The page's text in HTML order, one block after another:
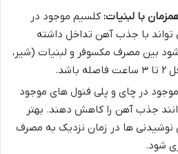
با لبنیات: کلسیم موجود در
با جذب آهن تداخل داشته
بین مصرف مکسوفر و لبنیات (شیر،
در چای و پلی فنول های موجود
جذب آهن را کاهش دهند. بهتر
ها در زمان نزدیک به مصرف
شود.